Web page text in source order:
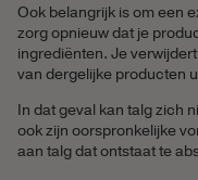
Ook belangrijk is om een
zorg opnieuw dat je
ingrediënten. Je
van dergelijke producten
In dat geval kan talg zich
ook zijn oorspronkelijke
aan talg dat ontstaat te